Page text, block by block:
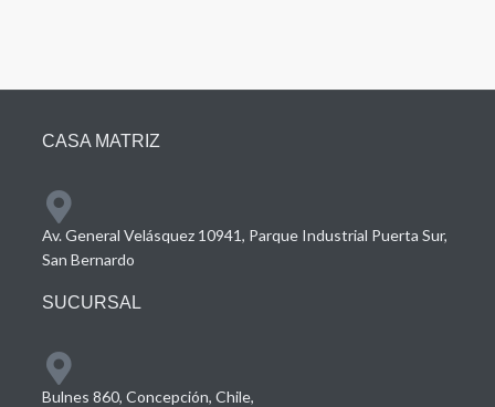
CASA MATRIZ
Av. General Velásquez 10941, Parque Industrial Puerta Sur,
San Bernardo
SUCURSAL
Bulnes 860, Concepción, Chile,